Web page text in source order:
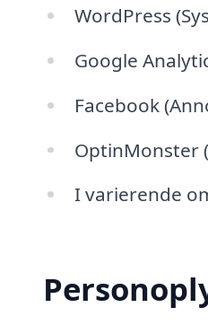
WordPress
Google
Facebook
OptinMonster
I varierende